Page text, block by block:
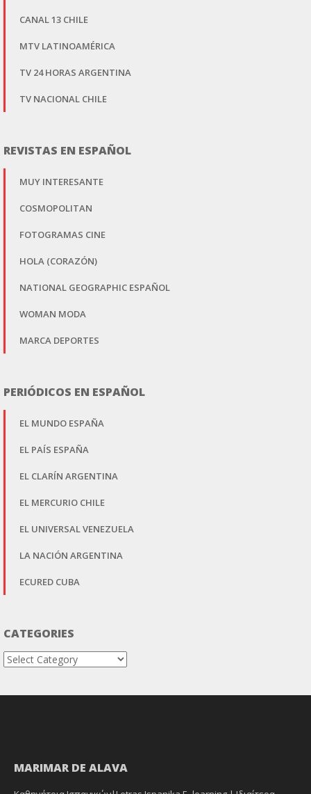
CANAL 13 CHILE
MTV LATINOAMÉRICA
TV 24 HORAS ARGENTINA
TV NACIONAL CHILE
REVISTAS EN ESPAÑOL
MUY INTERESANTE
COSMOPOLITAN
FOTOGRAMAS CINE
HOLA (CORAZÓN)
NATIONAL GEOGRAPHIC ESPAÑOL
WOMAN MODA
MARCA DEPORTES
PERIÓDICOS EN ESPAÑOL
EL MUNDO ESPAÑA
EL PAÍS ESPAÑA
EL CLARÍN ARGENTINA
EL MERCURIO CHILE
EL UNIVERSAL VENEZUELA
LA NACIÓN ARGENTINA
ECURED CUBA
CATEGORIES
Categories
MARIMAR DE ALAVA